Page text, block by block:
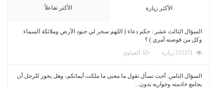
الأكثر زيارة الأكثر تفاعلاً
السؤال الثالث عشر : حكم دعاء ( اللهم سخر لي جنود الأرض وملائكة السماء
وكل من فوضته أمري ) ؟
الفتاوى
السؤال الثامن: أخت تسأل تقول ما معنى ما ملكت أيمانكم، وهل يجوز للرجل أن
يجامع خادمته وجواريه بدون...